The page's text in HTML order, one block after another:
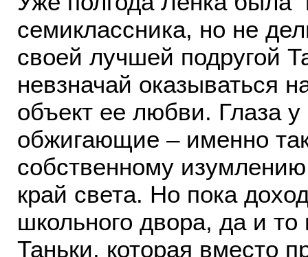
семиклассника, но не
своей лучшей подругой
невзначай оказываться
объект ее любви. Глаза
обжигающие – именно
собственному
край света. Но пока
школьного двора, да и
Таньки, которая вместо